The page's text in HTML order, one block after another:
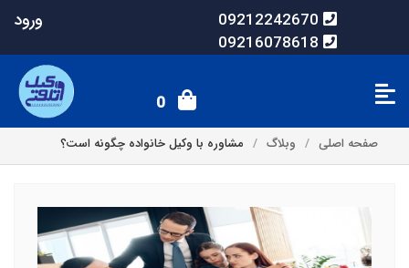
09212242670
09216078618
ورود
0
صفحه اصلی وبلاگ مشاوره با وکیل خانواده چگونه است؟